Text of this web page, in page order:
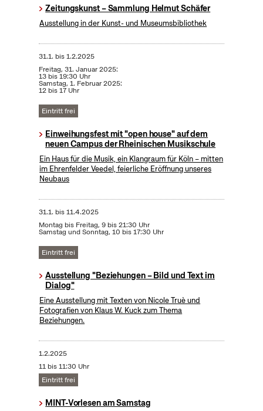
Zeitungskunst – Sammlung Helmut Schäfer
Ausstellung in der Kunst- und Museumsbibliothek
31.1. bis1.2.2025
Freitag, 31. Januar 2025:
13 bis 19:30 Uhr
Samstag, 1. Februar 2025:
12 bis 17 Uhr
Eintritt frei
Einweihungsfest mit "open house" auf dem
neuen Campus der Rheinischen Musikschule
Ein Haus für die Musik, ein Klangraum für Köln – mitten
im Ehrenfelder Veedel, feierliche Eröffnung unseres
Neubaus
31.1. bis11.4.2025
Montag bis Freitag, 9 bis 21:30 Uhr
Samstag und Sonntag, 10 bis 17:30 Uhr
Eintritt frei
Ausstellung "Beziehungen – Bild und Text im
Dialog"
Eine Ausstellung mit Texten von Nicole Truè und
Fotografien von Klaus W. Kuck zum Thema
Beziehungen.
1.2.2025
11 bis 11:30 Uhr
Eintritt frei
MINT-Vorlesen am Samstag